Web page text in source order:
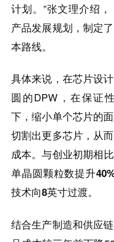
计划。”张文理介绍
产品发展规划，制定
本路线。
具体来说，在芯片设
圆的DPW，在保证
下，缩小单个芯片的
切割出更多芯片，从
成本。与创业初期相
单晶圆颗粒数提升
技术向8英寸过渡。
结合生产制造和供应